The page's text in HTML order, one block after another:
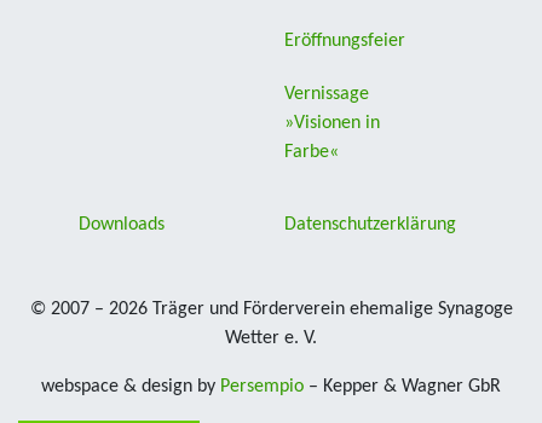
Eröffnungsfeier
Vernissage
»Visionen in
Farbe«
Downloads Datenschutzerklärung
© 2007 – 2026 Träger und Förderverein ehemalige Synagoge
Wetter e. V.
webspace & design by Persempio – Kepper & Wagner GbR